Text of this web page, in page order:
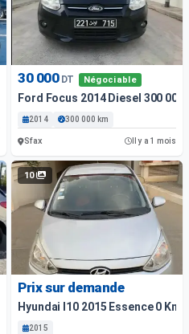
30 000 DT Négociable
Ford Focus 2014 Diesel 300 000
2014 300 000 km
Sfax Il y a 1 mois
10
Prix sur demande
Hyundai I10 2015 Essence 0 Km
2015